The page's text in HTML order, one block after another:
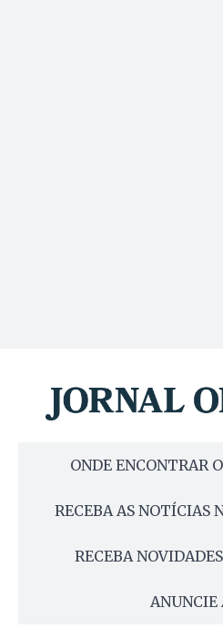
ONDE ENCONTRAR
RECEBA AS NOTÍCIAS
RECEBA
ANUNCIE